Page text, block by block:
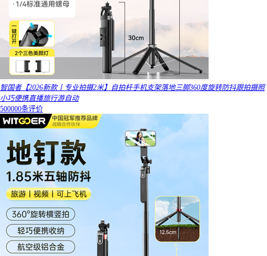
智国者【2026新款丨专业拍摄2米】自拍杆手机支架落地三脚360度旋转防抖跟拍摄照
小巧便携直播旅行游自动
500000条评价